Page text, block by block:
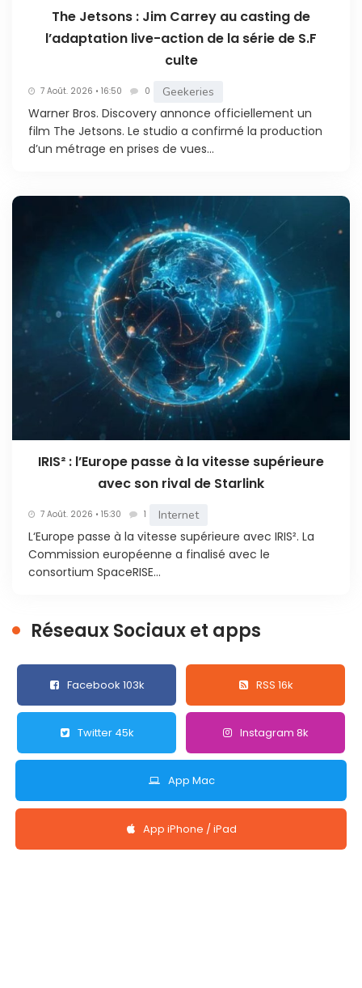
The Jetsons : Jim Carrey au casting de
l’adaptation live-action de la série de S.F
culte
7 Août. 2026 • 16:50 0 Geekeries
Warner Bros. Discovery annonce officiellement un
film The Jetsons. Le studio a confirmé la production
d’un métrage en prises de vues...
IRIS² : l’Europe passe à la vitesse supérieure
avec son rival de Starlink
7 Août. 2026 • 15:30 1 Internet
L‘Europe passe à la vitesse supérieure avec IRIS². La
Commission européenne a finalisé avec le
consortium SpaceRISE...
Réseaux Sociaux et apps
Facebook 103k RSS 16k
Twitter 45k Instagram 8k
App Mac
App iPhone / iPad